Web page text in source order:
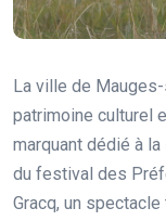
La ville de
patrimoine culturel
marquant dédié à la
du festival des
Gracq, un